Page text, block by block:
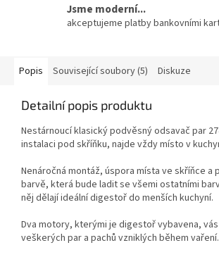
Jsme moderní...
akceptujeme platby bankovními
Popis Související soubory (5) Diskuze
Detailní popis produktu
Nestárnoucí klasický podvěsný odsavač par
instalaci pod skříňku, najde vždy místo v
Nenáročná montáž, úspora místa ve skříňce a
barvě, která bude ladit se všemi ostatními
něj dělají ideální digestoř do menších kuchyní.
Dva motory, kterými je digestoř vybavena,
veškerých par a pachů vzniklých během vaření.